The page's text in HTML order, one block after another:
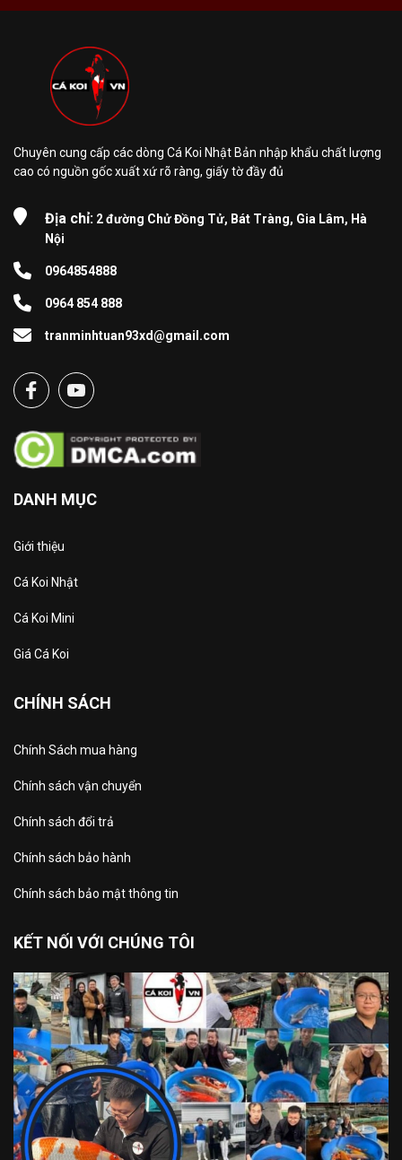
Chuyên cung cấp các dòng Cá Koi Nhật Bản nhập khẩu chất lượng
cao có nguồn gốc xuất xứ rõ ràng, giấy tờ đầy đủ
Địa chỉ: 2 đường Chử Đồng Tử, Bát Tràng, Gia Lâm, Hà
Nội
0964854888
0964 854 888
tranminhtuan93xd@gmail.com
DANH MỤC
Giới thiệu
Cá Koi Nhật
Cá Koi Mini
Giá Cá Koi
CHÍNH SÁCH
Chính Sách mua hàng
Chính sách vận chuyển
Chính sách đổi trả
Chính sách bảo hành
Chính sách bảo mật thông tin
KẾT NỐI VỚI CHÚNG TÔI